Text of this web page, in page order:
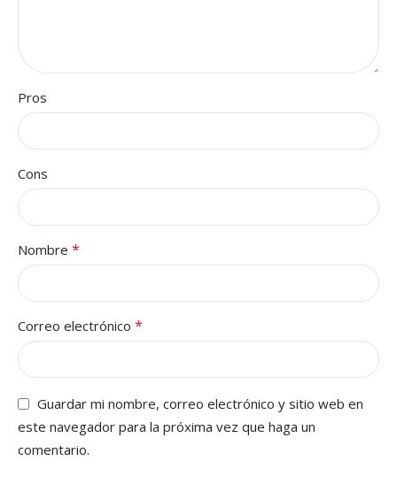
Pros
Cons
Nombre *
Correo electrónico *
Guardar mi nombre, correo electrónico y sitio web en
este navegador para la próxima vez que haga un
comentario.